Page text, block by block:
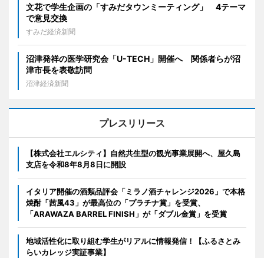
文花で学生企画の「すみだタウンミーティング」 4テーマ
で意見交換
すみだ経済新聞
沼津発祥の医学研究会「U-TECH」開催へ 関係者らが沼
津市長を表敬訪問
沼津経済新聞
プレスリリース
【株式会社エルシティ】自然共生型の観光事業展開へ、屋久島
支店を令和8年8月8日に開設
イタリア開催の酒類品評会「ミラノ酒チャレンジ2026」で本格
焼酎「茜風43」が最高位の「プラチナ賞」を受賞、
「ARAWAZA BARREL FINISH」が「ダブル金賞」を受賞
地域活性化に取り組む学生がリアルに情報発信！【ふるさとみ
らいカレッジ実証事業】